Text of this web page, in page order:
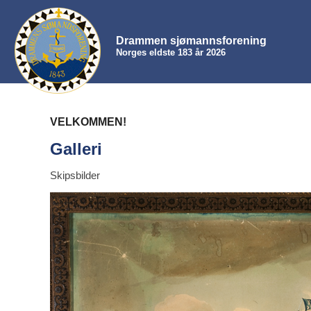
Drammen sjømannsforening
Norges eldste 183 år 2026
VELKOMMEN!
Galleri
Skipsbilder